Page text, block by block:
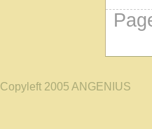
Copyleft 2005 ANGENIUS